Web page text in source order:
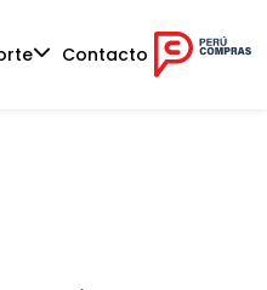
Contacto